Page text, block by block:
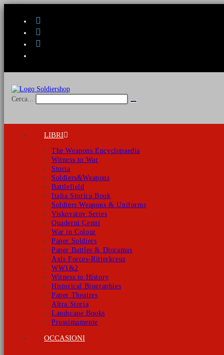
Cerca...
Invia
LIBRI
The Weapons Encyclopaedia
Witness to War
Storia
Soldiers&Weapons
Battlefield
Italia Storica Book
Soldiers Weapons & Uniforms
Viskovatov Series
Quaderni Cenni
War in Colour
Paper Soldiers
Paper Battles & Dioramas
Axis Forces-Ritterkreuz
WW1&2
Witness to History
Historical Biographies
Paper Theatres
Altra Storia
Landscape Books
Prossimamente
OCCASIONI